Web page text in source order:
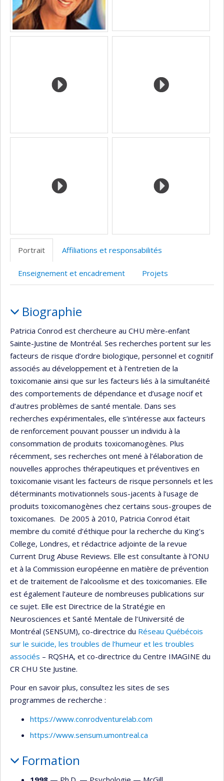
Portrait Affiliations et responsabilités
Enseignement et encadrement Projets
Biographie
Patricia Conrod est chercheure au CHU mère-enfant
Sainte-Justine de Montréal. Ses recherches portent sur les
facteurs de risque d’ordre biologique, personnel et cognitif
associés au développement et à l’entretien de la
toxicomanie ainsi que sur les facteurs liés à la simultanéité
des comportements de dépendance et d’usage nocif et
d’autres problèmes de santé mentale. Dans ses
recherches expérimentales, elle s’intéresse aux facteurs
de renforcement pouvant pousser un individu à la
consommation de produits toxicomanogènes. Plus
récemment, ses recherches ont mené à l’élaboration de
nouvelles approches thérapeutiques et préventives en
toxicomanie visant les facteurs de risque personnels et les
déterminants motivationnels sous-jacents à l’usage de
produits toxicomanogènes chez certains sous-groupes de
toxicomanes. De 2005 à 2010, Patricia Conrod était
membre du comité d’éthique pour la recherche du King’s
College, Londres, et rédactrice adjointe de la revue
Current Drug Abuse Reviews. Elle est consultante à l’ONU
et à la Commission européenne en matière de prévention
et de traitement de l’alcoolisme et des toxicomanies. Elle
est également l’auteure de nombreuses publications sur
ce sujet. Elle est Directrice de la Stratégie en
Neurosciences et Santé Mentale de l’Université de
Montréal (SENSUM), co-directrice du Réseau Québécois
sur le suicide, les troubles de l’humeur et les troubles
associés – RQSHA, et co-directrice du Centre IMAGINE du
CR CHU Ste Justine.
Pour en savoir plus, consultez les sites de ses
programmes de recherche :
https://www.conrodventurelab.com
https://www.sensum.umontreal.ca
Formation